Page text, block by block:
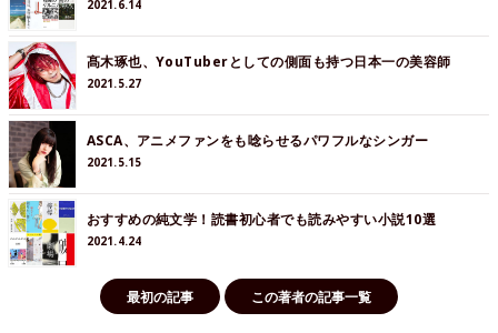
2021.6.14
髙木琢也、YouTuberとしての側面も持つ日本一の美容師
2021.5.27
ASCA、アニメファンをも唸らせるパワフルなシンガー
2021.5.15
おすすめの純文学！読書初心者でも読みやすい小説10選
2021.4.24
最初の記事 この著者の記事一覧